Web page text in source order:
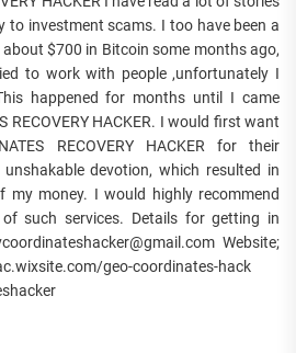
to investment scams. I too have been a
$700 in Bitcoin some months ago,
to work with people ,unfortunately I
happened for months until I came
RECOVERY HACKER. I would first want
RECOVERY HACKER for their
devotion, which resulted in
my money. I would highly recommend
such services. Details for getting in
Website;
geo-coordinates-hack